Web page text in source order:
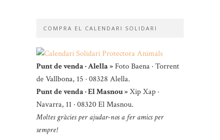
COMPRA EL CALENDARI SOLIDARI
Punt de venda · Alella »Foto Baena · Torrent
de Vallbona, 15 · 08328 Alella.
Punt de venda · El Masnou »Xip Xap ·
Navarra, 11 · 08320 El Masnou.
Moltes gràcies per ajudar-nos a fer amics per
sempre!